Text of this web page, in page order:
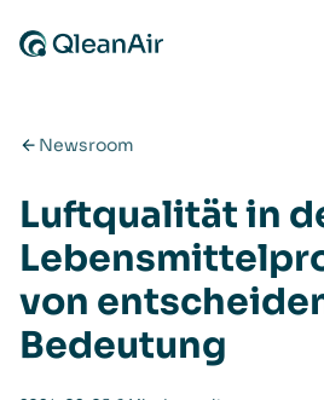
Newsroom
Luftqualität in
von
Bedeutung